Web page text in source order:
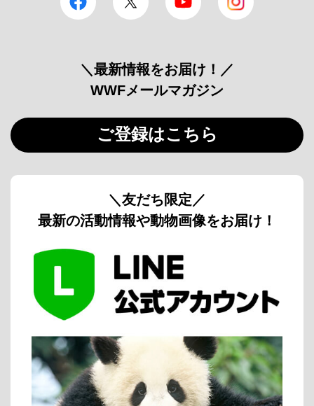
＼最新情報をお届け！／
WWFメールマガジン
ご登録はこちら
＼友だち限定／
最新の活動情報や動物画像をお届け！